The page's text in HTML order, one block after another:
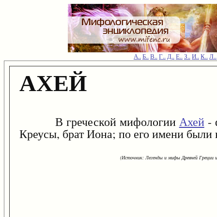
А..Б..В..Г..Д..Е..З..И..К..Л..
АХЕЙ
В греческой мифологии Ахей-
Креусы, брат Иона; по его имени были
(Источник: Легенды и мифы Древней